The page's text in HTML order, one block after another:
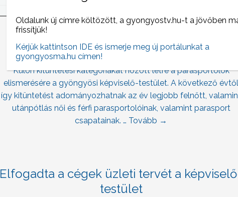
ünnepségek és önkormányzati
Külön kitüntetési kategóriák a
parasportolók elismerésére
Külön kitüntetési kategóriákat hozott létre a parasportolók
elismerésére a gyöngyösi képviselő-testület. A következő évtől
így kitüntetést adományozhatnak az év legjobb felnőtt,
utánpótlás női és férfi parasportolóinak, valamint parasport
csapatainak. … Tovább →
Elfogadta a cégek üzleti tervét a
testület
Oldalunk új címre költözött, a gyongyostv.hu-t a jövőben
frissítjük!
Kérjük kattintson IDE és ismerje meg új portálunkat a
gyongyosma.hu címen!